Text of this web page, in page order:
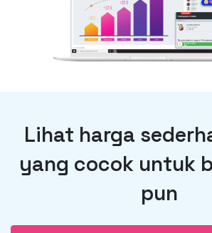
Lihat harga
yang cocok untuk
pun